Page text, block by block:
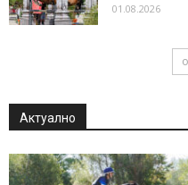
01.08.2026
Актуално